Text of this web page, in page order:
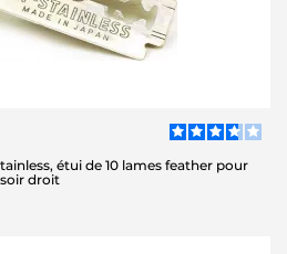
étui de 10 lames feather pour
droit